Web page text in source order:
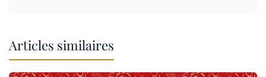
Articles similaires